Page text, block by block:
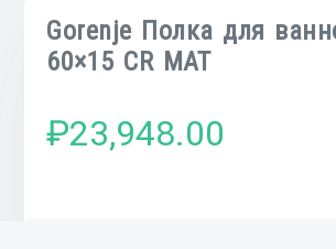
Gorenje Полка для
60×15 CR MAT
₽23,948.00